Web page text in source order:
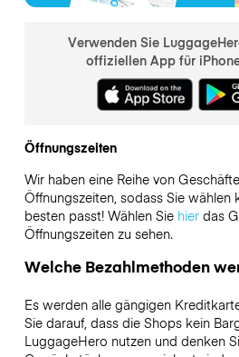
Verwenden Sie
offiziellen App für
Öffnungszeiten
Wir haben eine Reihe von
Öffnungszeiten, sodass Sie wählen
besten passt! Wählen Sie hierdas
Öffnungszeiten zu sehen.
Welche Bezahlmethoden
Es werden alle gängigen
Sie darauf, dass die Shops kein
LuggageHero nutzen und denken